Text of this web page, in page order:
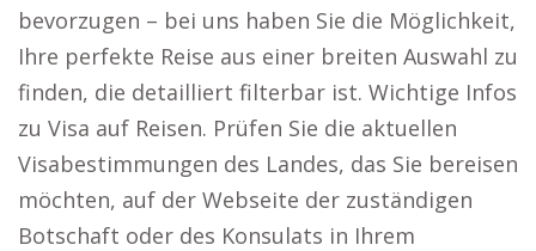
bevorzugen – bei uns haben Sie die Möglichkeit,
Ihre perfekte Reise aus einer breiten Auswahl zu
finden, die detailliert filterbar ist. Wichtige Infos
zu Visa auf Reisen. Prüfen Sie die aktuellen
Visabestimmungen des Landes, das Sie bereisen
möchten, auf der Webseite der zuständigen
Botschaft oder des Konsulats in Ihrem